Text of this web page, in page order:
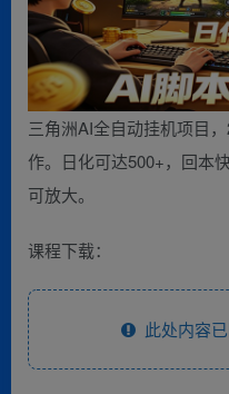
三角洲AI全自动挂机项目
作。日化可达500+，回本
可放大。
课程下载：
此处内容已